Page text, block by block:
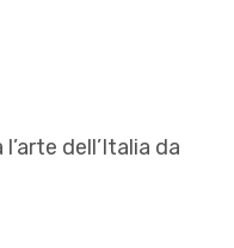
dell’Italia da